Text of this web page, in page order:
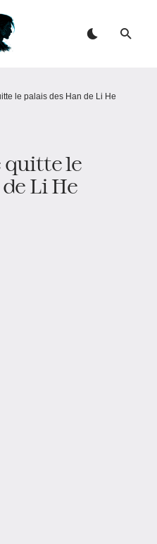
le palais des Han de Li He
quitte le
Li He